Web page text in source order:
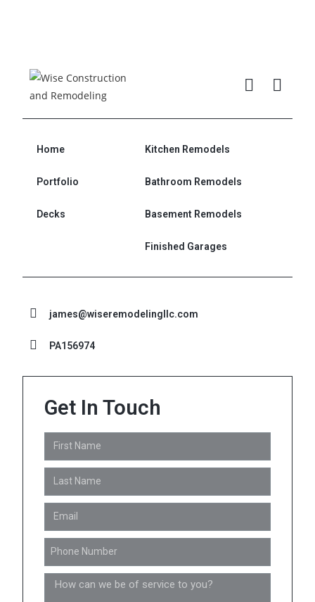
Home
Portfolio
Decks
Kitchen Remodels
Bathroom Remodels
Basement Remodels
Finished Garages
james@wiseremodelingllc.com
PA156974
Get In Touch